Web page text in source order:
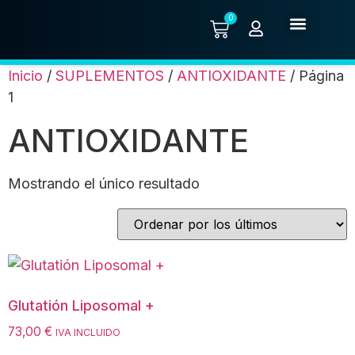
0
Inicio / SUPLEMENTOS / ANTIOXIDANTE / Página
1
ANTIOXIDANTE
Mostrando el único resultado
Glutatión Liposomal +
73,00 € IVA INCLUIDO